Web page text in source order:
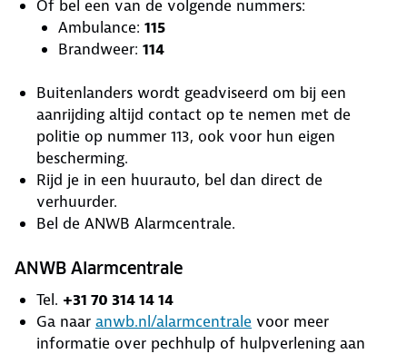
Of bel een van de volgende nummers:
Ambulance: 115
Brandweer: 114
Buitenlanders wordt geadviseerd om bij een
aanrijding altijd contact op te nemen met de
politie op nummer 113, ook voor hun eigen
bescherming.
Rijd je in een huurauto, bel dan direct de
verhuurder.
Bel de ANWB Alarmcentrale.
ANWB Alarmcentrale
Tel. +31 70 314 14 14
Ga naar anwb.nl/alarmcentrale voor meer
informatie over pechhulp of hulpverlening aan